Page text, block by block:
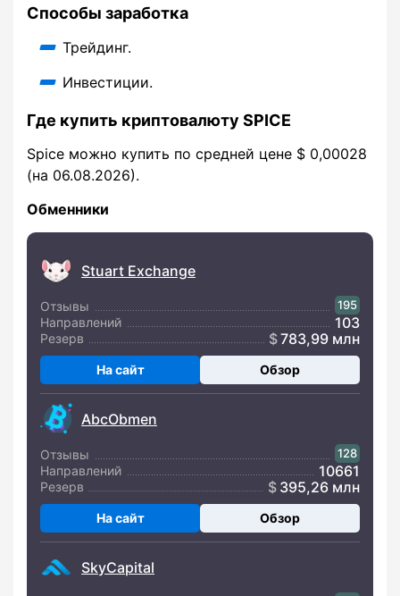
Способы заработка
Трейдинг.
Инвестиции.
Где купить криптовалюту SPICE
Spice можно купить по средней цене $ 0,00028
(на 06.08.2026).
Обменники
Stuart Exchange
Отзывы 195
Направлений 103
Резерв 783,99 млн
На сайт Обзор
AbcObmen
Отзывы 128
Направлений 10661
Резерв 395,26 млн
На сайт Обзор
SkyCapital